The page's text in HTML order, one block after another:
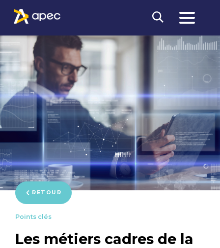
RETOUR
Points clés
Les métiers cadres de la